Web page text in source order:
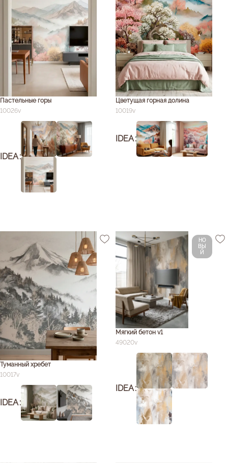
Пастельные горы
10026v
IDEA
Цветущая горная долина
10019v
IDEA
Туманный хребет
10017v
IDEA
НО
ВЫ
Й
Мягкий бетон v1
49020v
IDEA